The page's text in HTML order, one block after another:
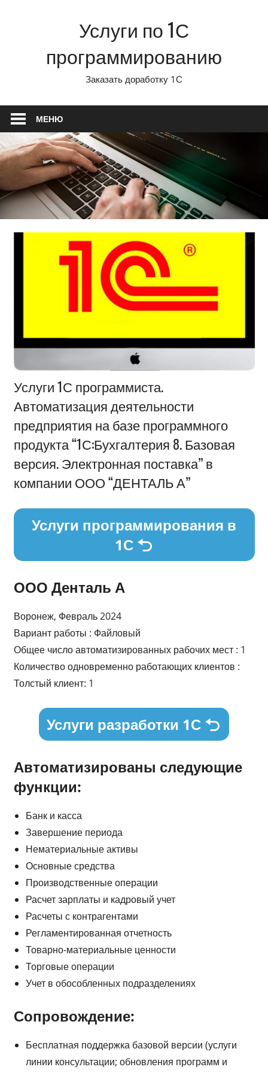
Услуги по 1С
программированию
Заказать доработку 1С
МЕНЮ
Информация
Услуги 1С программиста.
Автоматизация деятельности
предприятия на базе программного
продукта “1С:Бухгалтерия 8. Базовая
версия. Электронная поставка” в
компании ООО “ДЕНТАЛЬ А”
Услуги программирования в
1С
ООО Денталь А
Воронеж, Февраль 2024
Вариант работы : Файловый
Общее число автоматизированных рабочих мест : 1
Количество одновременно работающих клиентов :
Толстый клиент: 1
Услуги разработки 1С
Автоматизированы следующие
функции:
Банк и касса
Завершение периода
Нематериальные активы
Основные средства
Производственные операции
Расчет зарплаты и кадровый учет
Расчеты с контрагентами
Регламентированная отчетность
Товарно-материальные ценности
Торговые операции
Учет в обособленных подразделениях
Сопровождение:
Бесплатная поддержка базовой версии (услуги
линии консультации; обновления программ и